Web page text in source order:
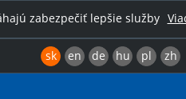
zabezpečiť lepšie služby
sk en de hu pl zh